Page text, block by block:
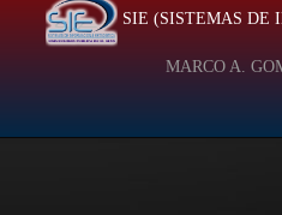
SIE (SISTEMAS DE
MARCO A.